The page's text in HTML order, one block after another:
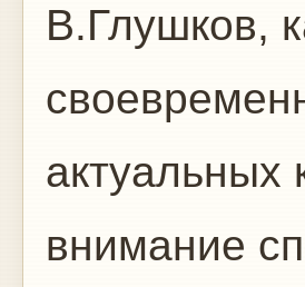
В.Глушков,
актуальных
внимание